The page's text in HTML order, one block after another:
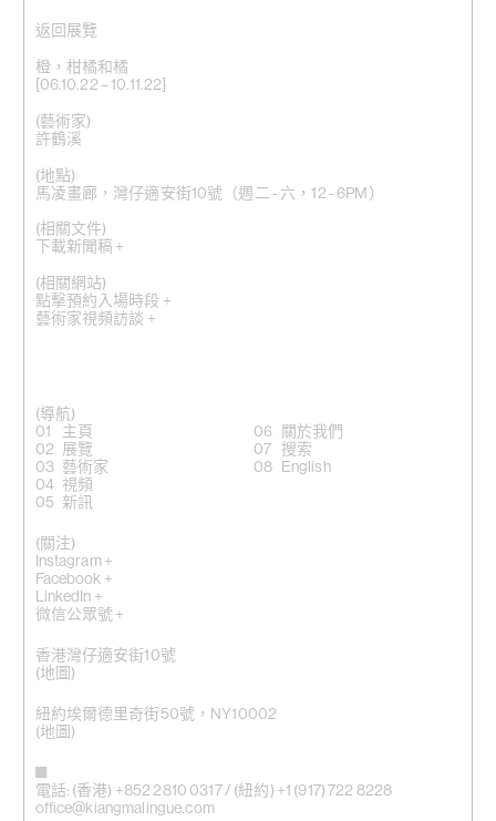
返回展覽
橙，柑橘和橘
[06.10.22 – 10.11.22]
(藝術家)
許鶴溪
(地點)
馬凌畫廊，灣仔適安街10號（週二 - 六，12 - 6PM）
(相關文件)
下載新聞稿 +
(相關網站)
點擊預約入場時段 +
藝術家視頻訪談 +
香港灣仔適安街10號
(地圖 )
紐約埃爾德里奇街50號，NY10002
(地圖)
電話: (香港) +852 2810 0317 / (紐約) +1 (917) 722 8228
office@kiangmalingue.com
(導航)
主頁
展覽
藝術家
視頻
新訊
關於我們
搜索
English
(關注)
Instagram +
Facebook +
LinkedIn +
微信公眾號 +